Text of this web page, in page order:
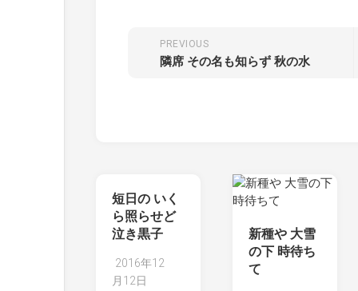
PREVIOUS
隣席 その名も知らず 秋の水
短日の いく
ら照らせど
泣き黒子
2016年12
月12日
新種や 大雪
の下 時待ち
て